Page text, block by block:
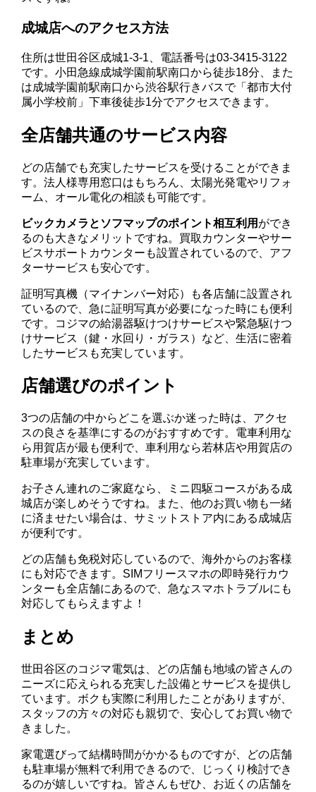
成城店へのアクセス方法
住所は世田谷区成城1-3-1、電話番号は03-3415-3122
です。小田急線成城学園前駅南口から徒歩18分、また
は成城学園前駅南口から渋谷駅行きバスで「都市大付
属小学校前」下車後徒歩1分でアクセスできます。
全店舗共通のサービス内容
どの店舗でも充実したサービスを受けることができま
す。法人様専用窓口はもちろん、太陽光発電やリフォ
ーム、オール電化の相談も可能です。
ビックカメラとソフマップのポイント相互利用 ができ
るのも大きなメリットですね。買取カウンターやサー
ビスサポートカウンターも設置されているので、アフ
ターサービスも安心です。
証明写真機（マイナンバー対応）も各店舗に設置され
ているので、急に証明写真が必要になった時にも便利
です。コジマの給湯器駆けつけサービスや緊急駆けつ
けサービス（鍵・水回り・ガラス）など、生活に密着
したサービスも充実しています。
店舗選びのポイント
3つの店舗の中からどこを選ぶか迷った時は、アクセ
スの良さを基準にするのがおすすめです。電車利用な
ら用賀店が最も便利で、車利用なら若林店や用賀店の
駐車場が充実しています。
お子さん連れのご家庭なら、ミニ四駆コースがある成
城店が楽しめそうですね。また、他のお買い物も一緒
に済ませたい場合は、サミットストア内にある成城店
が便利です。
どの店舗も免税対応しているので、海外からのお客様
にも対応できます。SIMフリースマホの即時発行カウ
ンターも全店舗にあるので、急なスマホトラブルにも
対応してもらえますよ！
まとめ
世田谷区のコジマ電気は、どの店舗も地域の皆さんの
ニーズに応えられる充実した設備とサービスを提供し
ています。ボクも実際に利用したことがありますが、
スタッフの方々の対応も親切で、安心してお買い物で
きました。
家電選びって結構時間がかかるものですが、どの店舗
も駐車場が無料で利用できるので、じっくり検討でき
るのが嬉しいですね。皆さんもぜひ、お近くの店舗を